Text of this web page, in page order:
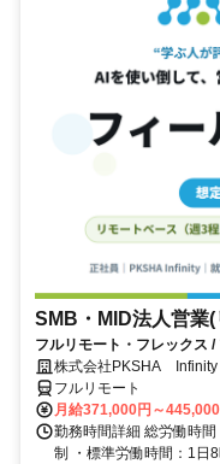
SMB・MID法人営業
フルリモート・フレックス
株式会社PKSHA Infinity
フルリモート
月給371,000円～
勤務時間詳細 総労働時
制 ・標準労働時間：1日